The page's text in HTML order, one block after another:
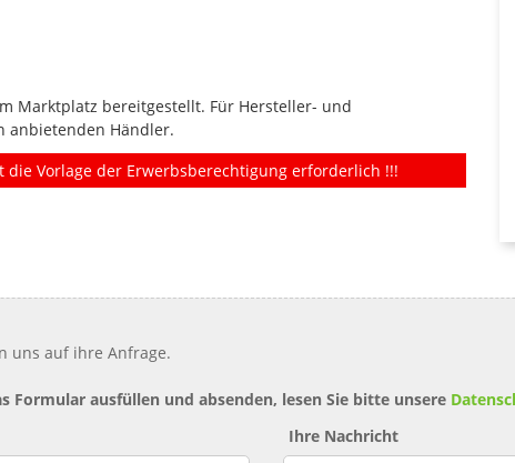
Marktplatz bereitgestellt. Für Hersteller- und
anbietenden Händler.
die Vorlage der Erwerbsberechtigung erforderlich !!!
uns auf ihre Anfrage.
Formular ausfüllen und absenden, lesen Sie bitte unsere
Ihre Nachricht